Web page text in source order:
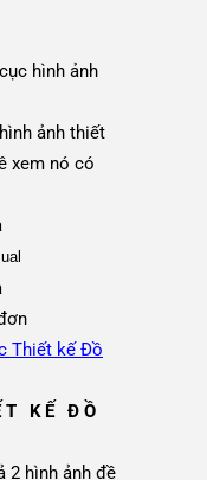
hình ảnh
ảnh thiết
xem nó có
Thiết kế Đồ
KẾ ĐỒ
2 hình ảnh đề